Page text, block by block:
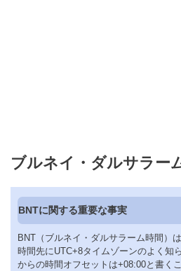
ブルネイ・ダルサラー
BNTに関する重要な事実
BNT（ブルネイ・ダルサラーム時間）
時間先にUTC+8タイムゾーンのよく知
からの時間オフセットは+08:00と書く